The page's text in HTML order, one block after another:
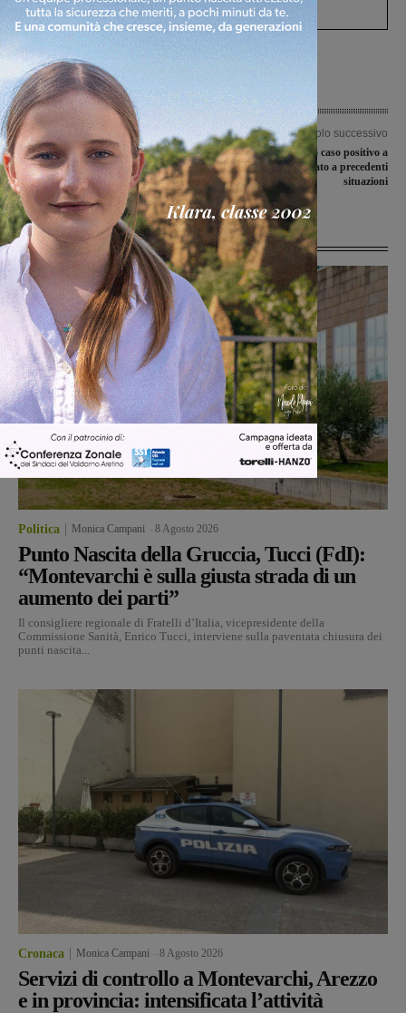
Articolo precedente
Emergenza coronavirus, le iniziative
di solidarietà tra buoni per prodotti
alimentari, mascherine e donazioni
Articolo successivo
Covid-19, un altro caso positivo a
Terranuova. Non è legato a precedenti
situazioni
Ultime Notizie
Politica Monica Campani 8 Agosto 2026
Punto Nascita della Gruccia, Tucci (FdI):
“Montevarchi è sulla giusta strada di un
aumento dei parti”
Il consigliere regionale di Fratelli d’Italia, vicepresidente della
Commissione Sanità, Enrico Tucci, interviene sulla paventata chiusura dei
punti nascita...
Cronaca Monica Campani 8 Agosto 2026
Servizi di controllo a Montevarchi, Arezzo
e in provincia: intensificata l’attività